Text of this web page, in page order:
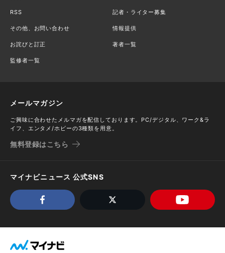
RSS 記者・ライター募集
その他、お問い合わせ 情報提供
お詫びと訂正 著者一覧
監修者一覧
メールマガジン
ご興味に合わせたメルマガを配信しております。PC/デジタル、ワーク&ラ
イフ、エンタメ/ホビーの3種類を用意。
無料登録はこちら
マイナビニュース 公式SNS